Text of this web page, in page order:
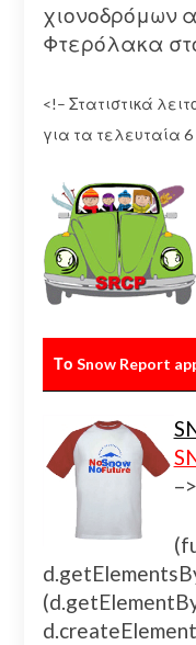
χιονοδρόμων
Φτερόλακα
<!– Στατιστικά
για τα τελευταία 6
Το Snow Report
–>